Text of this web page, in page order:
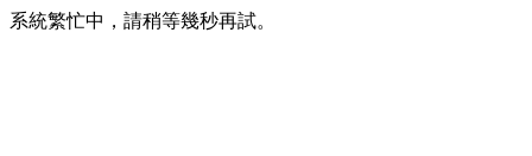
系統繁忙中，請稍等幾秒再試。